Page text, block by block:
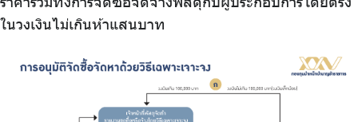
ในวงเงินไม่เกินห้าแสนบาท